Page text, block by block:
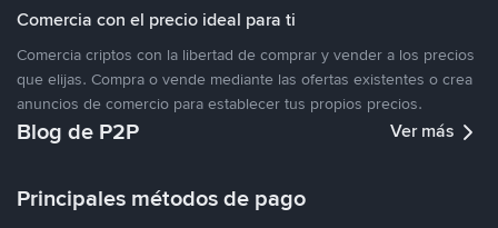
Comercia con el precio ideal para ti
Comercia criptos con la libertad de comprar y vender a los precios
que elijas. Compra o vende mediante las ofertas existentes o crea
anuncios de comercio para establecer tus propios precios.
Blog de P2P Ver más
Principales métodos de pago